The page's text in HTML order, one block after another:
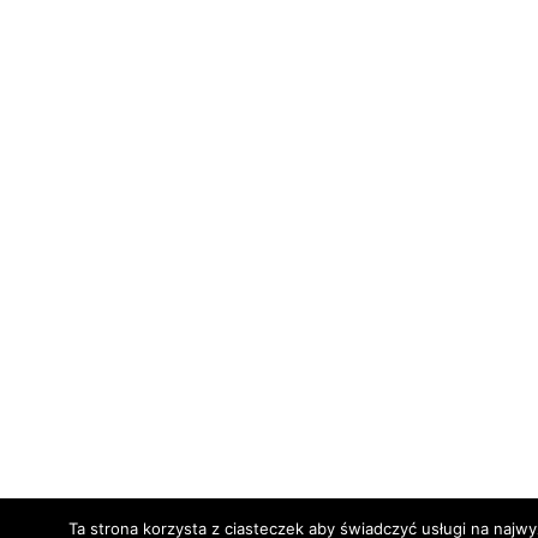
Ta strona korzysta z ciasteczek aby świadczyć usługi na